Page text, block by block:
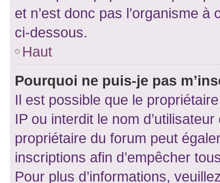
et n’est donc pas l’organisme
ci-dessous.
Haut
Pourquoi ne puis-je pas
Il est possible que le
IP ou interdit le nom
propriétaire du forum peut
inscriptions afin d’empêcher
Pour plus d’informations,